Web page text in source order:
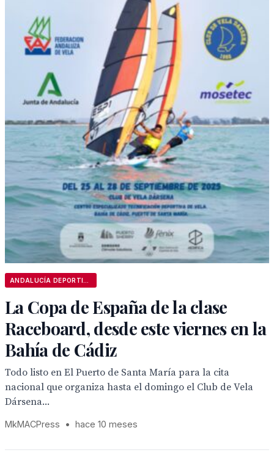
La Copa de España de la clase
Raceboard, desde este viernes en la
Bahía de Cádiz
Todo listo en El Puerto de Santa María para la cita
nacional que organiza hasta el domingo el Club de Vela
Dársena...
MkMACPress • hace 10 meses